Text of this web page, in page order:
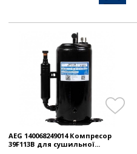
AEG 140068249014 Компресор
39F113B для сушильної...